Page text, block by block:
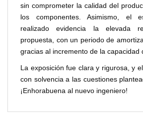
sin comprometer la calidad del
los componentes. Asimismo, el
realizado evidencia la elevada
propuesta, con un periodo de
gracias al incremento de la capacidad
La exposición fue clara y rigurosa, y
con solvencia a las cuestiones
¡Enhorabuena al nuevo ingeniero!